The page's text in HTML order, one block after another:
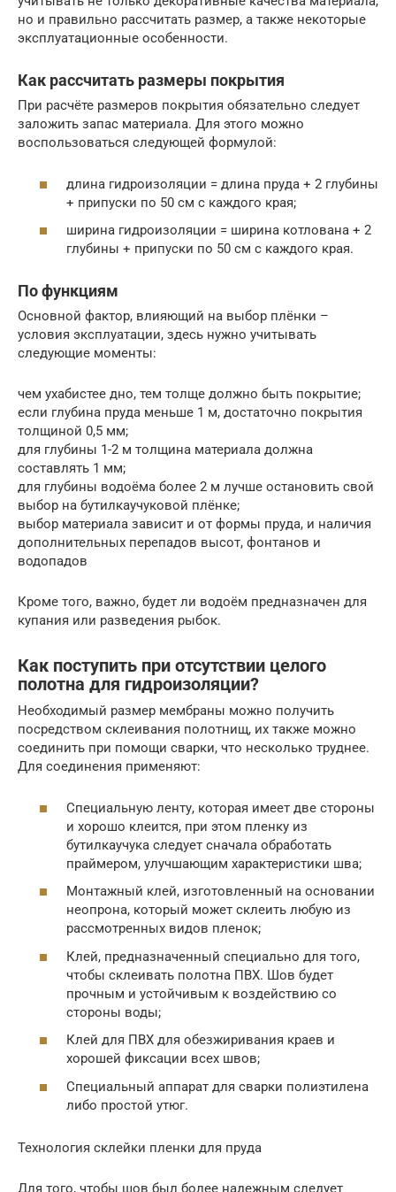
но и правильно рассчитать размер, а также некоторые
эксплуатационные особенности.
Как рассчитать размеры покрытия
При расчёте размеров покрытия обязательно следует
заложить запас материала. Для этого можно
воспользоваться следующей формулой:
длина гидроизоляции = длина пруда + 2 глубины
+ припуски по 50 см с каждого края;
ширина гидроизоляции = ширина котлована + 2
глубины + припуски по 50 см с каждого края.
По функциям
Основной фактор, влияющий на выбор плёнки –
условия эксплуатации, здесь нужно учитывать
следующие моменты:
чем ухабистее дно, тем толще должно быть покрытие;
если глубина пруда меньше 1 м, достаточно покрытия
толщиной 0,5 мм;
для глубины 1-2 м толщина материала должна
составлять 1 мм;
для глубины водоёма более 2 м лучше остановить свой
выбор на бутилкаучуковой плёнке;
выбор материала зависит и от формы пруда, и наличия
дополнительных перепадов высот, фонтанов и
водопадов
Кроме того, важно, будет ли водоём предназначен для
купания или разведения рыбок.
Как поступить при отсутствии целого
полотна для гидроизоляции?
Необходимый размер мембраны можно получить
посредством склеивания полотнищ, их также можно
соединить при помощи сварки, что несколько труднее.
Для соединения применяют:
Специальную ленту, которая имеет две стороны
и хорошо клеится, при этом пленку из
бутилкаучука следует сначала обработать
праймером, улучшающим характеристики шва;
Монтажный клей, изготовленный на основании
неопрона, который может склеить любую из
рассмотренных видов пленок;
Клей, предназначенный специально для того,
чтобы склеивать полотна ПВХ. Шов будет
прочным и устойчивым к воздействию со
стороны воды;
Клей для ПВХ для обезжиривания краев и
хорошей фиксации всех швов;
Специальный аппарат для сварки полиэтилена
либо простой утюг.
Технология склейки пленки для пруда
Для того, чтобы шов был более надежным следует